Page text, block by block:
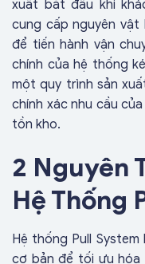
xuất bắt đầu khi
cung cấp nguyên
để tiến hành vận
chính của hệ thống
một quy trình sản
chính xác nhu cầu
tồn kho.
2 Nguyên
Hệ Thống
Hệ thống Pull
cơ bản để tối ưu hóa